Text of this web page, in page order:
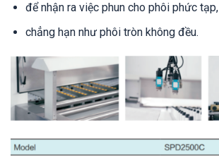
để nhận ra việc phun cho phôi phức tạp,
chẳng hạn như phôi tròn không đều.